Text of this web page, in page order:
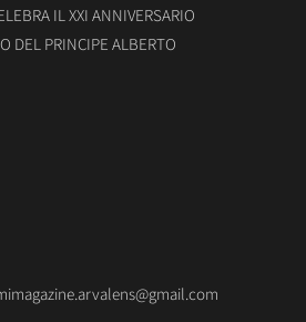
IL XXI ANNIVERSARIO
DEL PRINCIPE ALBERTO